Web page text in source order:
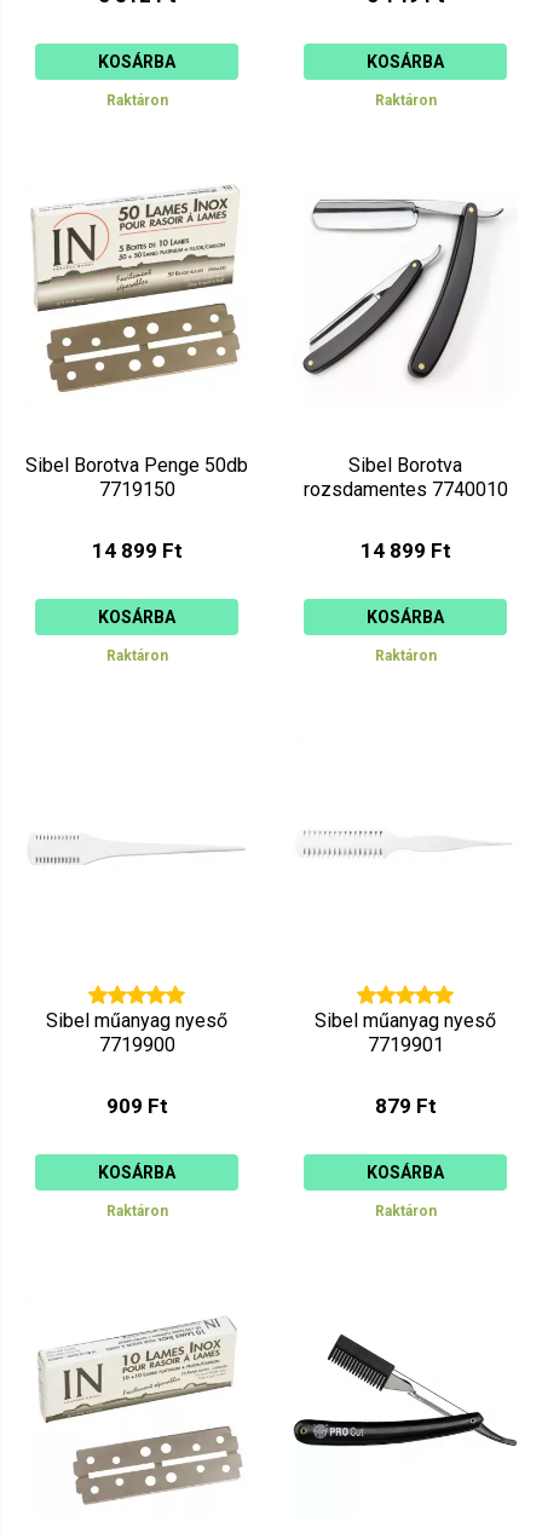
KOSÁRBA
Raktáron
KOSÁRBA
Raktáron
Sibel Borotva Penge 50db
7719150
14 899 Ft
KOSÁRBA
Raktáron
Sibel Borotva
rozsdamentes 7740010
14 899 Ft
KOSÁRBA
Raktáron
Sibel műanyag nyeső
7719900
909 Ft
KOSÁRBA
Raktáron
Sibel műanyag nyeső
7719901
879 Ft
KOSÁRBA
Raktáron